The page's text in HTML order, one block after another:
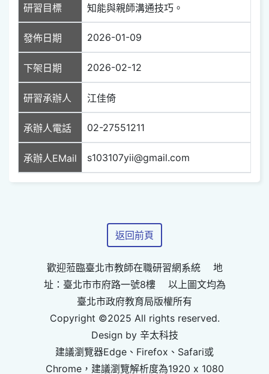
研習目標
知能與親師溝通技巧。
發佈日期 2026-01-09
下架日期 2026-02-12
研習承辦人 江佳倚
承辦人電話 02-27551211
承辦人EMail s103107yii@gmail.com
返回前頁
歡迎蒞臨臺北市教師在職研習網系統 地
址：臺北市市府路一號8樓 以上圖文均為
臺北市政府教育局版權所有
Copyright ©2025 All rights reserved.
Design by 辛太科技
建議瀏覽器Edge、Firefox、Safari或
Chrome，建議瀏覽解析度為1920 x 1080